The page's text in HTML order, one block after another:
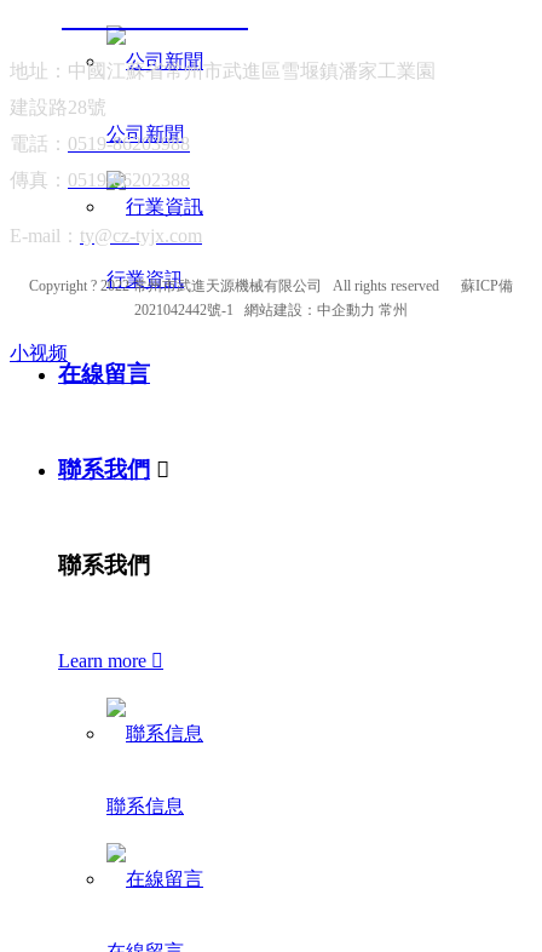
公司新聞
行業資訊
在線留言
聯系我們 
聯系我們
Learn more 
聯系信息
地址：中國江蘇省常州市武進區雪堰鎮潘家工業園
建設路28號
電話： 0519-86203988
傳真： 0519-86202388
E-mail： ty@cz-tyjx.com
Copyright ? 2022 常州市武進天源機械有限公司 All rights reserved
蘇ICP備
2021042442號-1 網站建設： 中企動力 常州
小视频